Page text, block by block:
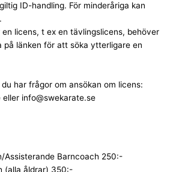
ID-handling. För minderåriga kan
en licens, t ex en tävlingslicens, behöver
på länken för att söka ytterligare en
har frågor om ansökan om licens:
eller info@swekarate.se
Assisterande Barncoach 250:-
(alla åldrar) 350:-